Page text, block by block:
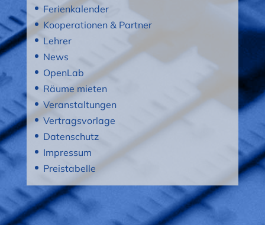
Ferienkalender
Kooperationen & Partner
Lehrer
News
OpenLab
Räume mieten
Veranstaltungen
Vertragsvorlage
Datenschutz
Impressum
Preistabelle